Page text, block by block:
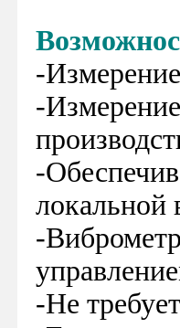
-
-
-
локальной
-
-Не